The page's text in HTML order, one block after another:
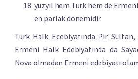
yüzyıl hem Türk hem de Ermeni
en parlak dönemidir.
Türk Halk Edebiyatında Pir
Ermeni Halk Edebiyatında da
Nova olmadan Ermeni edebiyatı